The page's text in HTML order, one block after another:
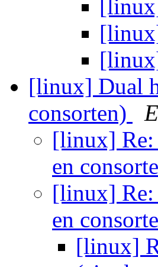
[linux] Dual
consorten)
[linux] Re:
en
[linux] Re:
en
[linux]